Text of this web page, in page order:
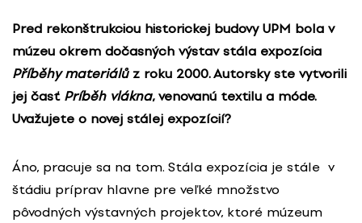
Pred rekonštrukciou historickej budovy UPM bola v
múzeu okrem dočasných výstav stála expozícia
Příběhy materiálůz roku 2000. Autorsky ste vytvorili
jej časť Príběh vlákna, venovanú textilu a móde.
Uvažujete o novej stálej expozícií?
Áno, pracuje sa na tom. Stála expozícia je stále v
štádiu príprav hlavne pre veľké množstvo
pôvodných výstavných projektov, ktoré múzeum